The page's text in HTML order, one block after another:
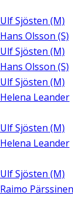
Ulf Sjösten (M)
Hans Olsson (S)
Ulf Sjösten (M)
Hans Olsson (S)
Ulf Sjösten (M)
Helena Leander
Ulf Sjösten (M)
Helena Leander
Ulf Sjösten (M)
Raimo Pärssinen